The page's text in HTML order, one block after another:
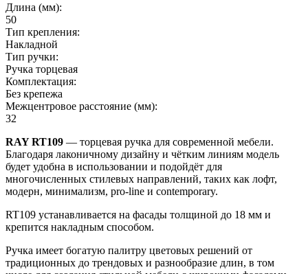
Длина (мм):
50
Тип крепления:
Накладной
Тип ручки:
Ручка торцевая
Комплектация:
Без крепежа
Межцентровое расстояние (мм):
32
RAY RT109 — торцевая ручка для современной мебели.
Благодаря лаконичному дизайну и чётким линиям модель
будет удобна в использовании и подойдёт для
многочисленных стилевых направлений, таких как лофт,
модерн, минимализм, pro-line и contemporary.
RT109 устанавливается на фасады толщиной до 18 мм и
крепится накладным способом.
Ручка имеет богатую палитру цветовых решений от
традиционных до трендовых и разнообразие длин, в том